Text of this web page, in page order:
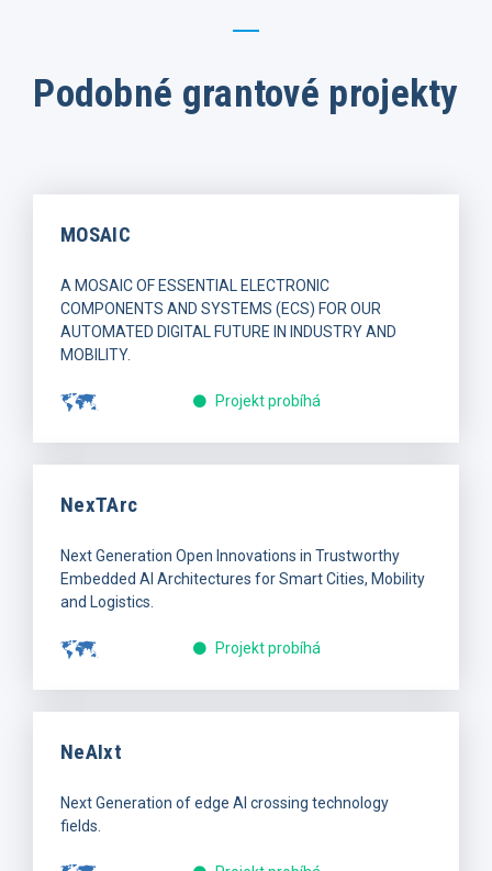
Podobné grantové projekty
MOSAIC
A MOSAIC OF ESSENTIAL ELECTRONIC
COMPONENTS AND SYSTEMS (ECS) FOR OUR
AUTOMATED DIGITAL FUTURE IN INDUSTRY AND
MOBILITY.
Projekt probíhá
NexTArc
Next Generation Open Innovations in Trustworthy
Embedded AI Architectures for Smart Cities, Mobility
and Logistics.
Projekt probíhá
NeAIxt
Next Generation of edge AI crossing technology
fields.